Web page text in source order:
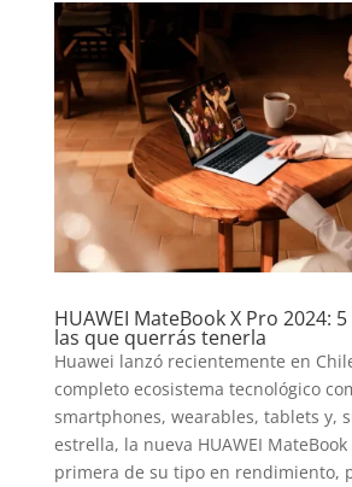
HUAWEI MateBook X Pro 2024:
las que querrás tenerla
Huawei lanzó recientemente en
completo ecosistema tecnológico
smartphones, wearables, tablets y,
estrella, la nueva HUAWEI MateBook
primera de su tipo en rendimiento,